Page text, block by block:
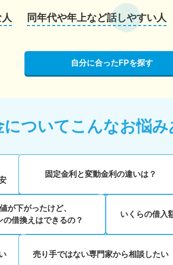
同年代や年上など話しやすい人
自分に合ったFPを探す
ついてこんなお悩
固定金利と変動金利の違いは？
が下がったけど、
の借換えはできるの？
いくらの借入
売り手ではない専門家から相談したい